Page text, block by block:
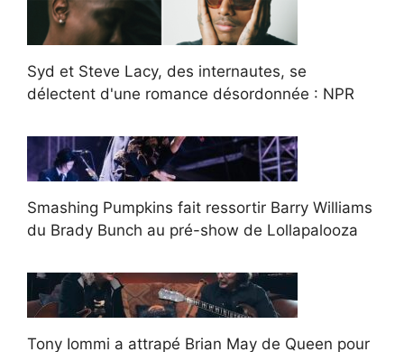
Syd et Steve Lacy, des internautes, se
délectent d'une romance désordonnée : NPR
Smashing Pumpkins fait ressortir Barry Williams
du Brady Bunch au pré-show de Lollapalooza
Tony Iommi a attrapé Brian May de Queen pour